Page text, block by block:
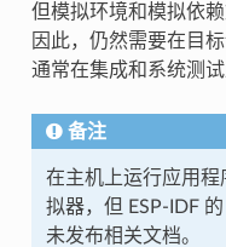
但模拟环境和模拟依
因此，仍然需要在目
通常在集成和系统测试
备注
在主机上运行应用
拟器，但 ESP-IDF
未发布相关文档。